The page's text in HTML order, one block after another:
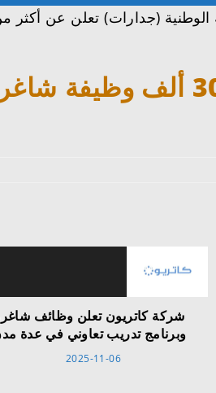
المنصة الوطنية (جدارات) تعلن عن
شركة كاتريون تعلن وظائف
وبرنامج تدريب تعاوني في عدة
2025-11-06